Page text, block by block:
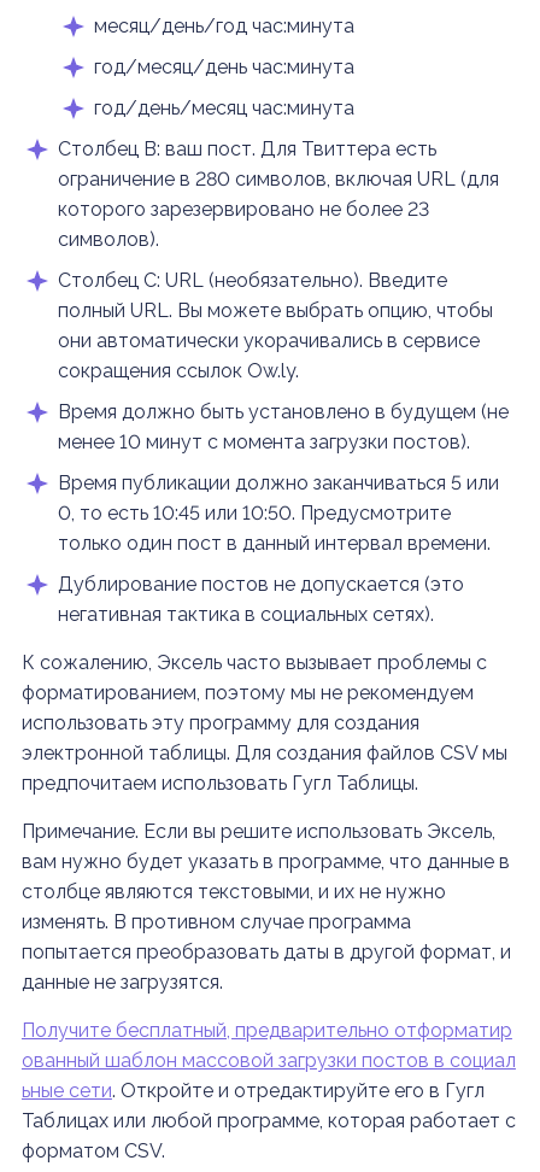
месяц/день/год час:минута
год/месяц/день час:минута
год/день/месяц час:минута
Столбец B: ваш пост. Для Твиттера есть
ограничение в 280 символов, включая URL (для
которого зарезервировано не более 23
символов).
Столбец C: URL (необязательно). Введите
полный URL. Вы можете выбрать опцию, чтобы
они автоматически укорачивались в сервисе
сокращения ссылок Ow.ly.
Время должно быть установлено в будущем (не
менее 10 минут с момента загрузки постов).
Время публикации должно заканчиваться 5 или
0, то есть 10:45 или 10:50. Предусмотрите
только один пост в данный интервал времени.
Дублирование постов не допускается (это
негативная тактика в социальных сетях).
К сожалению, Эксель часто вызывает проблемы с
форматированием, поэтому мы не рекомендуем
использовать эту программу для создания
электронной таблицы. Для создания файлов CSV мы
предпочитаем использовать Гугл Таблицы.
Примечание. Если вы решите использовать Эксель,
вам нужно будет указать в программе, что данные в
столбце являются текстовыми, и их не нужно
изменять. В противном случае программа
попытается преобразовать даты в другой формат, и
данные не загрузятся.
Получите бесплатный, предварительно отформатир
ованный шаблон массовой загрузки постов в социал
ьные сети. Откройте и отредактируйте его в Гугл
Таблицах или любой программе, которая работает с
форматом CSV.